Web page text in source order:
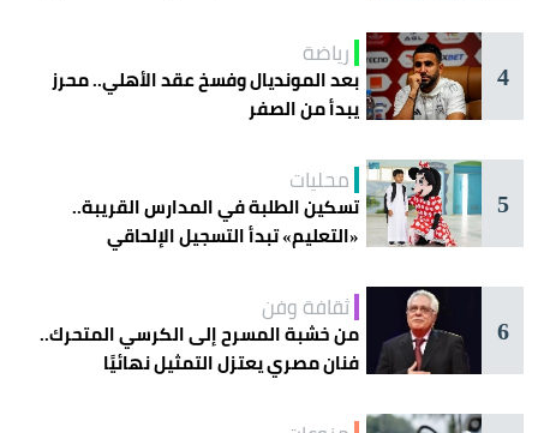
4
رياضة
بعد المونديال وفسخ عقد الأهلي.. محرز
يبدأ من الصفر
5
محليات
تسكين الطلبة في المدارس القريبة..
«التعليم» تبدأ التسجيل الإلحاقي
6
ثقافة وفن
من خشبة المسرح إلى الكرسي المتحرك..
فنان مصري يعتزل التمثيل نهائيًا